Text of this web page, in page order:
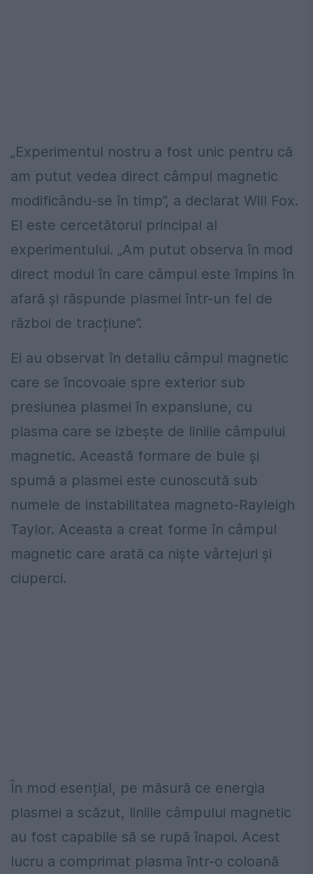
„Experimentul nostru a fost unic pentru că
am putut vedea direct câmpul magnetic
modificându-se în timp”, a declarat Will Fox.
El este cercetătorul principal al
experimentului. „Am putut observa în mod
direct modul în care câmpul este împins în
afară și răspunde plasmei într-un fel de
război de tracțiune”.
Ei au observat în detaliu câmpul magnetic
care se încovoaie spre exterior sub
presiunea plasmei în expansiune, cu
plasma care se izbește de liniile câmpului
magnetic. Această formare de bule și
spumă a plasmei este cunoscută sub
numele de instabilitatea magneto-Rayleigh
Taylor. Aceasta a creat forme în câmpul
magnetic care arată ca niște vârtejuri și
ciuperci.
În mod esențial, pe măsură ce energia
plasmei a scăzut, liniile câmpului magnetic
au fost capabile să se rupă înapoi. Acest
lucru a comprimat plasma într-o coloană